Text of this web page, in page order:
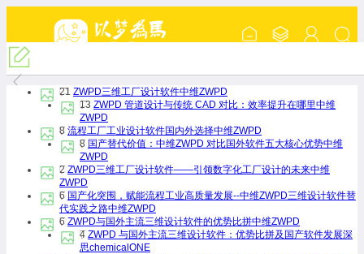
『中维ZWPD交流』
21 ZWPD三维工厂设计软件中维ZWPD
13 ZWPD 管道设计与传统 CAD 对比：效率提升在哪里中维
ZWPD
8 流程工厂工业设计软件国内外选择中维ZWPD
8 国产替代价值：中维ZWPD 对比国外软件五大核心优势中维
ZWPD
2 ZWPD三维工厂设计软件——引领数字化工厂设计的未来中维
ZWPD
6 国产化突围，赋能流程工业高质量发展--中维ZWPD三维设计软件替
代实践之路中维ZWPD
6 ZWPD与国外主流三维设计软件的优势比拼中维ZWPD
4 ZWPD 与国外主流三维设计软件：优势比拼及国产软件发展深
思chemicalONE